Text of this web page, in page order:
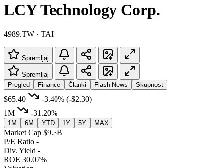
LCY Technology Corp.
4989.TW · TAI
Spremljaj
Spremljaj
Pregled
Finance Članki Flash News Skupnost
$65.40 -3.40% (-$2.30)
1M
-31.20%
1M 6M YTD 1Y 5Y MAX
Market Cap $9.3B
P/E Ratio -
Div. Yield -
ROE 30.07%